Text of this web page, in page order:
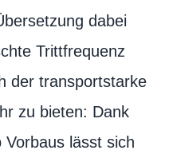
dabei
Trittfrequenz
der transportstarke
zu bieten: Dank
lässt sich